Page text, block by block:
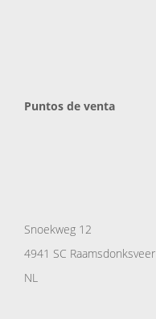
Puntos de venta
Snoekweg 12
4941 SC Raamsdonksveer
NL